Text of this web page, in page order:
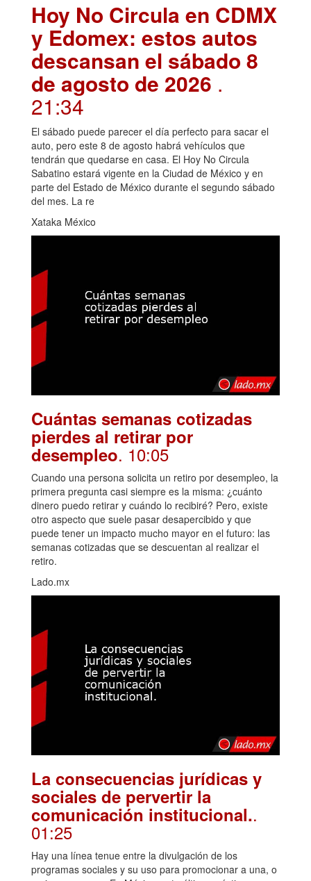
Hoy No Circula en CDMX
y Edomex: estos autos
descansan el sábado 8
de agosto de 2026 .
21:34
El sábado puede parecer el día perfecto para sacar el
auto, pero este 8 de agosto habrá vehículos que
tendrán que quedarse en casa. El Hoy No Circula
Sabatino estará vigente en la Ciudad de México y en
parte del Estado de México durante el segundo sábado
del mes. La re
Xataka México
Cuántas semanas cotizadas
pierdes al retirar por
desempleo. 10:05
Cuando una persona solicita un retiro por desempleo, la
primera pregunta casi siempre es la misma: ¿cuánto
dinero puedo retirar y cuándo lo recibiré? Pero, existe
otro aspecto que suele pasar desapercibido y que
puede tener un impacto mucho mayor en el futuro: las
semanas cotizadas que se descuentan al realizar el
retiro.
Lado.mx
La consecuencias jurídicas y
sociales de pervertir la
comunicación institucional..
01:25
Hay una línea tenue entre la divulgación de los
programas sociales y su uso para promocionar a una, o